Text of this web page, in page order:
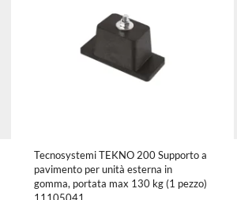
Tecnosystemi TEKNO 200 Supporto a
pavimento per unità esterna in
gomma, portata max 130 kg (1 pezzo)
11105041